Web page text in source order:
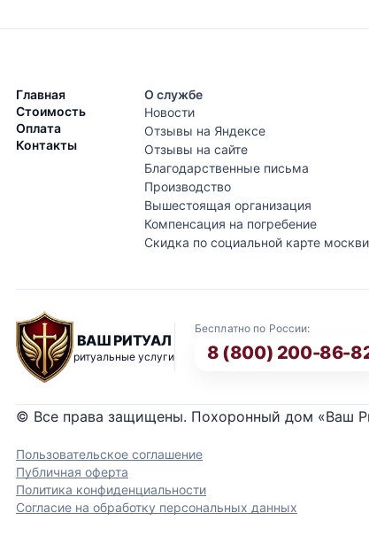
Главная
Стоимость
Оплата
Контакты
О службе
Новости
Отзывы на Яндексе
Отзывы на сайте
Благодарственные письма
Производство
Вышестоящая организация
Компенсация на погребение
Скидка по социальной карте
ВАШ РИТУАЛ
ритуальные услуги
Бесплатно по России:
8 (800) 200-86-
© Все права защищены. Похоронный дом «Ваш
Пользовательское соглашение
Публичная оферта
Политика конфиденциальности
Согласие на обработку персональных данных